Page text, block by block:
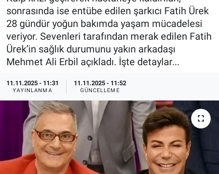
sonrasında ise entübe edilen şarkıcı Fatih Ürek
28 gündür yoğun bakımda yaşam mücadelesi
veriyor. Sevenleri tarafından merak edilen Fatih
Ürek’in sağlık durumunu yakın arkadaşı
Mehmet Ali Erbil açıkladı. İşte detaylar...
11.11.2025 - 11:31
YAYINLANMA
11.11.2025 - 11:52
GÜNCELLEME
Özel Haberler
Yazarlar
Dünya
Medya
Özel Haberler
Kadın
Erişim Bilgileri
Sağlık
Teknoloji
Haber Arşivi